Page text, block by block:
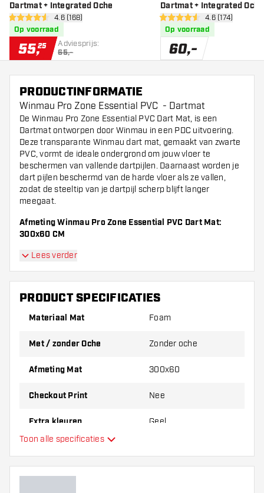
Dartmat + Integrated Oche
open reviews drawer
4.6 score sterren4.6 (168)
Op voorraad
55,25 Adviesprijs:
65,-
Dartmat + Integrated Oche
open reviews
4.6 score sterren4.6 (174)
Op voorraad
60,-
PRODUCTINFORMATIE
Winmau Pro Zone Essential PVC - Dartmat
De Winmau Pro Zone Essential PVC Dart Mat, is een
Dartmat ontworpen door Winmau in een PDC uitvoering.
Deze transparante Winmau dart mat, gemaakt van zwarte
PVC, vormt de ideale ondergrond om jouw vloer te
beschermen van vallende dartpijlen. Daarnaast worden je
dart pijlen beschermd van de harde vloer als ze vallen,
zodat de steeltip van je dartpijl scherp blijft langer
meegaat.
Afmeting Winmau Pro Zone Essential PVC Dart Mat:
300x60 CM
Lees verder
PRODUCT SPECIFICATIES
Materiaal Mat Foam
Met / zonder Oche Zonder oche
Afmeting Mat 300x60
Checkout Print Nee
Extra kleuren Geel
Toon alle specificaties